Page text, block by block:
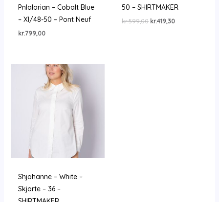
Pnlalorian – Cobalt Blue
– Xl/48-50 – Pont Neuf
kr.799,00
50 – SHIRTMAKER
kr.599,00 Den
kr.419,30Den
Shjohanne – White –
Skjorte – 36 –